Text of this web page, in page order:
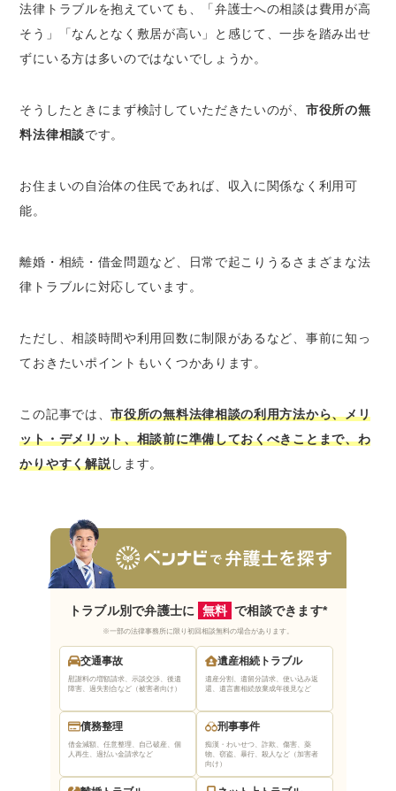
なサービス？
市役所の無料相談は市民なら誰でも利用でき
る
無料相談の受付時間は市役所の開庁時間のみ
無料相談は年度内に1～2回が一般的｜1回の
市役所で弁護士の無料法律相談を利用するメリ
市役所が窓口なので心理的なハードルが低い
幅広い分野の相談に対応してもらえる
可能性がある
担当する弁護士を自分で選べない
1回あたりの相談時間が20〜30分と短い
その場でトラブル解決の依頼はできない
こんな人におすすめ！市役所の弁護士無料相談
が向いているケース
市役所で弁護士に無料相談する際の流れ
STEP1：市役所のホームページで無料相談の
実施日程を確認する
STEP2：電話や専用フォームで事前予約を行
STEP3：予約した日時に無料相談をする
市役所の弁護士無料相談を上手に使うためのポ
イント
法律トラブルを抱えていても、「弁護士への相談は費用が高
そう」「なんとなく敷居が高い」と感じて、一歩を踏み出せ
ずにいる方は多いのではないでしょうか。
そうしたときにまず検討していただきたいのが、 市役所の無
料法律相談です。
お住まいの自治体の住民であれば、収入に関係なく利用可
能。
離婚・相続・借金問題など、日常で起こりうるさまざまな法
律トラブルに対応しています。
ただし、相談時間や利用回数に制限があるなど、事前に知っ
ておきたいポイントもいくつかあります。
この記事では、市役所の無料法律相談の利用方法から、メリ
ット・デメリット、相談前に準備しておくべきことまで、わ
かりやすく解説します。
トラブル別で弁護士に 無料 で相談できます*
※一部の法律事務所に限り初回相談無料の場合があります。
交通事故
慰謝料の増額請求、示談交渉、後遺
障害、過失割合など（被害者向け）
遺産相続トラブル
遺産分割、遺留分請求、使い込み返
還、遺言書相続放棄成年後見など
債務整理
借金減額、任意整理、自己破産、個
人再生、過払い金請求など
刑事事件
痴漢・わいせつ、詐欺、傷害、薬
物、窃盗、暴行、殺人など（加害者
向け）